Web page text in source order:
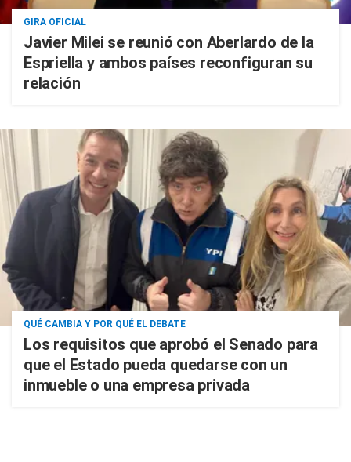
GIRA OFICIAL
Javier Milei se reunió con Aberlardo de la
Espriella y ambos países reconfiguran su
relación
QUÉ CAMBIA Y POR QUÉ EL DEBATE
Los requisitos que aprobó el Senado para
que el Estado pueda quedarse con un
inmueble o una empresa privada